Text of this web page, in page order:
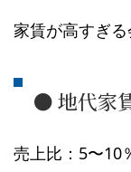
家賃が高すぎる
● 地代家
売上比：5〜10